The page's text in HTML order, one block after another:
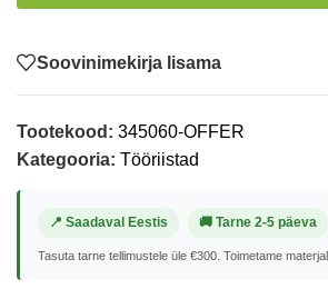
Soovinimekirja lisama
Tootekood: 345060-OFFER
Kategooria: Tööriistad
📍 Saadaval Eestis 🚚 Tarne 2-5 päeva
Tasuta tarne tellimustele üle €300. Toimetame